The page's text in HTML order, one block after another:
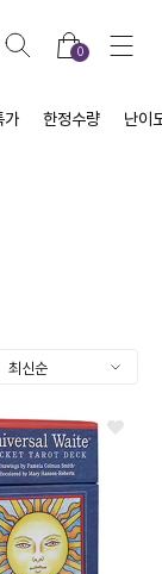
0
가 한정수량 난이